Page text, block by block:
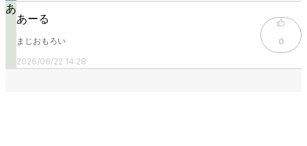
あ
あーる
まじおもろい
2026/06/22 14:28
0